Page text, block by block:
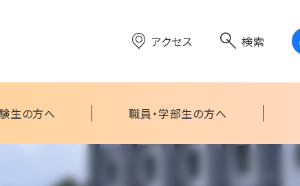
アクセス 検索
生の方へ 職員・学部生の方へ